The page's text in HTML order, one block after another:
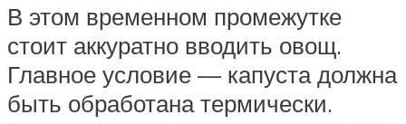
В этом временном промежутке
стоит аккуратно вводить овощ.
Главное условие — капуста должна
быть обработана термически.